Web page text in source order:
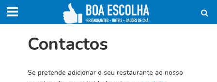
Contactos
Se pretende adicionar o seu restaurante ao nosso